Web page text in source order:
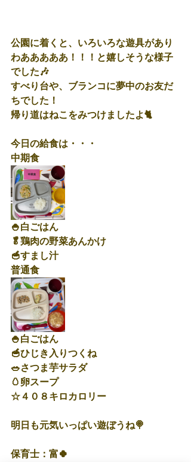
公園に着くと、いろいろな遊具があり
わあああああ！！！と嬉しそうな様子
でした🎶
すべり台や、ブランコに夢中のお友だ
ちでした！
帰り道はねこをみつけましたよ🐈
今日の給食は・・・
中期食
🍚白ごはん
🥬鶏肉の野菜あんかけ
🥣すまし汁
普通食
🍚白ごはん
🥣ひじき入りつくね
🥗さつま芋サラダ
🥚卵スープ
☆４０８キロカロリー
明日も元気いっぱい遊ぼうね🍭
保育士：富🍀